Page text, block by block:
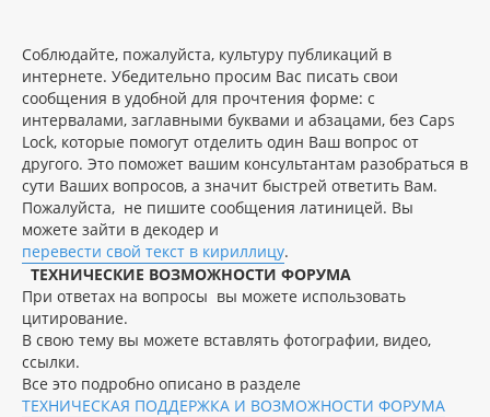
Соблюдайте, пожалуйста, культуру публикаций в
интернете. Убедительно просим Вас писать свои
сообщения в удобной для прочтения форме: с
интервалами, заглавными буквами и абзацами, без Caps
Lock, которые помогут отделить один Ваш вопрос от
другого. Это поможет вашим консультантам разобраться в
сути Ваших вопросов, а значит быстрей ответить Вам.
Пожалуйста, не пишите сообщения латиницей. Вы
можете зайти в декодер и
перевести свой текст в кириллицу.
ТЕХНИЧЕСКИЕ ВОЗМОЖНОСТИ ФОРУМА
При ответах на вопросы вы можете использовать
цитирование.
В свою тему вы можете вставлять фотографии, видео,
ссылки.
Все это подробно описано в разделе
ТЕХНИЧЕСКАЯ ПОДДЕРЖКА И ВОЗМОЖНОСТИ ФОРУМА